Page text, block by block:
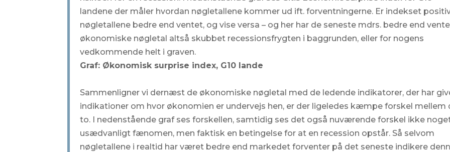
landene der måler hvordan nøgletallene kommer ud ift. forventningerne. Er indekset
nøgletallene bedre end ventet, og vise versa – og her har de seneste mdrs. bedre end
økonomiske nøgletal altså skubbet recessionsfrygten i baggrunden, eller for nogens
vedkommende helt i graven.
Graf: Økonomisk surprise index, G10 lande
Sammenligner vi dernæst de økonomiske nøgletal med de ledende indikatorer, der har
indikationer om hvor økonomien er undervejs hen, er der ligeledes kæmpe forskel mellem
to. I nedenstående graf ses forskellen, samtidig ses det også nuværende forskel ikke
usædvanligt fænomen, men faktisk en betingelse for at en recession opstår. Så selvom
nøgletallene i realtid har været bedre end markedet forventer på det seneste indikere